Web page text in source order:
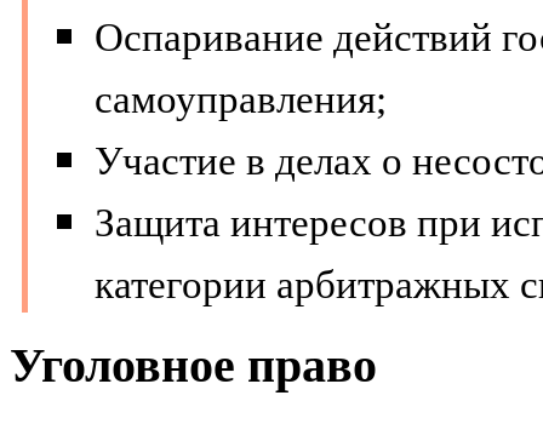
Оспаривание действий
самоуправления;
Участие в делах о
Защита интересов при
категории арбитражных
Уголовное право